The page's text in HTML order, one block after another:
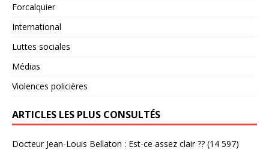
Forcalquier
International
Luttes sociales
Médias
Violences policières
ARTICLES LES PLUS CONSULTÉS
Docteur Jean-Louis Bellaton : Est-ce assez clair ?? (14 597)